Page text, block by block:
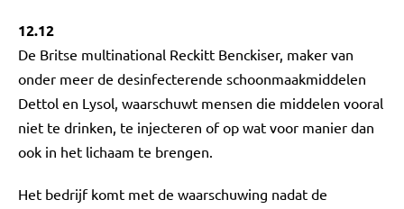
12.12
De Britse multinational Reckitt Benckiser, maker van
onder meer de desinfecterende schoonmaakmiddelen
Dettol en Lysol, waarschuwt mensen die middelen vooral
niet te drinken, te injecteren of op wat voor manier dan
ook in het lichaam te brengen.
Het bedrijf komt met de waarschuwing nadat de